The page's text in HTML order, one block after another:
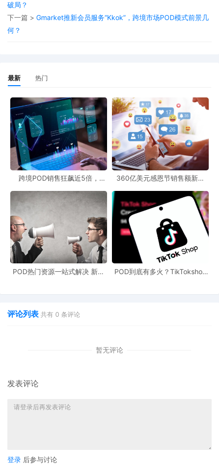
重要地位，而亚马逊推出的这一创新功能，可能会对POD模式下的
商品销售产生影响。一方面，更便捷的搜索方式可能会增加消费者
从跨境最新动态来看，亚马逊的这一举措反映了跨境电商行业对技
术创新的重视。随着人工智能等技术的不断发展，未来跨境电商市
场可能会出现更多类似的创新功能，这也为从业者带来了新的机遇
和挑战。
展望跨境市场前景，技术的进步将持续推动跨境电商的发展。像
Amazon Lens这样的功能，不仅提升了消费者的购物体验，也有助
于打破地域限制，促进全球商品的流通。可以预见，在技术创新的
驱动下，跨境市场将迎来更加广阔的发展空间。
破局？
下一篇 > Gmarket推新会员服务“Kkok”，跨境市场POD模式前景几
何？
最新 热门
跨境POD销售狂飙近5倍，
360亿美元感恩节销售额新纪
新风潮！
POD热门资源一站式解决 新手
POD到底有多火？TikTokshop
评论列表 共有 0 条评论
暂无评论
发表评论
登录 后参与讨论